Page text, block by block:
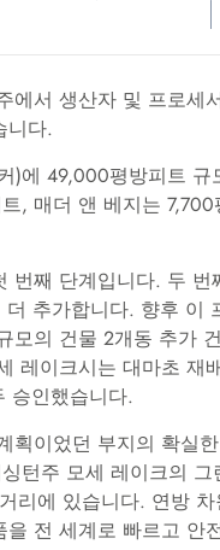
에서 생산자 및 프로세
니다.
)에 49,000평방피트 규
, 매더 앤 베지는
번째 단계입니다. 두
추가합니다. 향후 이
모의 건물 2개동 추가
레이크시는 대마초 재
승인했습니다.
획이었던 부지의 확실
턴주 모세 레이크의 그
리에 있습니다. 연방
을 전 세계로 빠르고 안